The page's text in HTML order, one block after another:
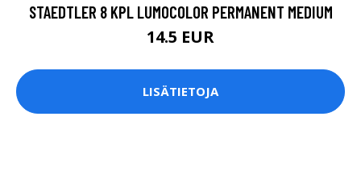
STAEDTLER 8 KPL LUMOCOLOR PERMANENT MEDIUM
14.5 EUR
LISÄTIETOJA